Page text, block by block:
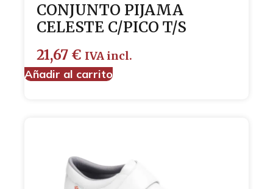
CONJUNTO PIJAMA
CELESTE C/PICO T/S
21,67 € IVA incl.
Añadir al carrito